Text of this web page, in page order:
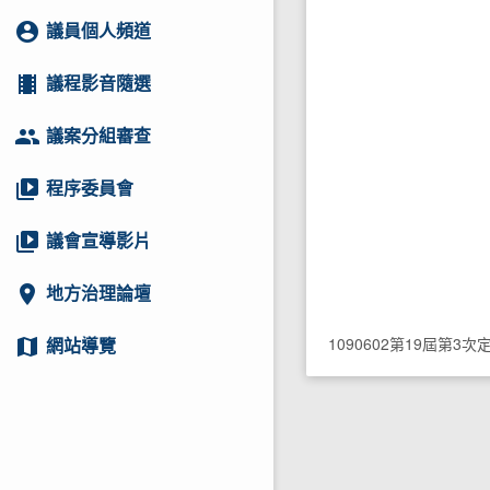
account_circle 議員個人頻道
local_movies 議程影音隨選
group 議案分組審查
video_library 程序委員會
video_library 議會宣導影片
location_on 地方治理論壇
map 網站導覽 1090602第19屆第3次